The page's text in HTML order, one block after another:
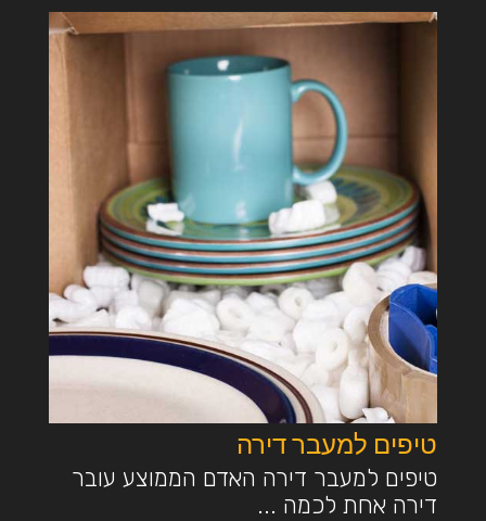
טיפים למעבר דירה
טיפים למעבר דירה האדם הממוצע עובר
דירה אחת לכמה ...